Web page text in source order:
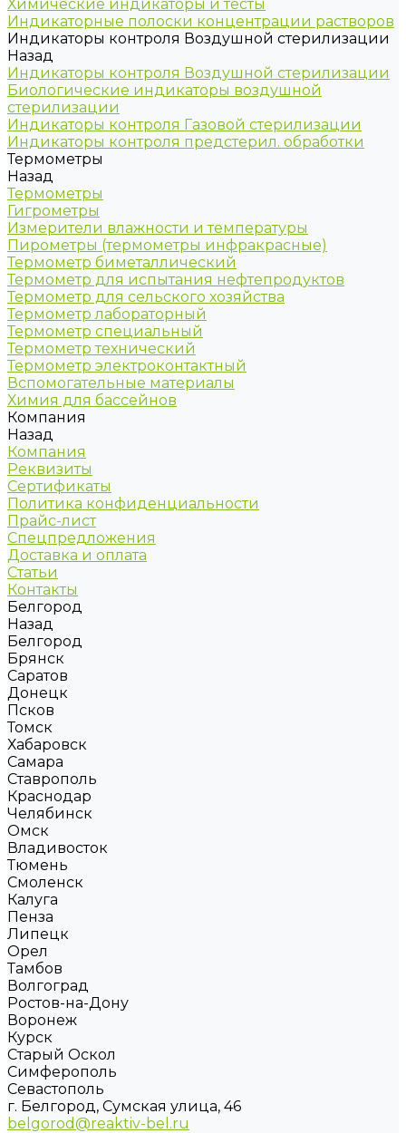
Химические индикаторы и тесты
Индикаторные полоски концентрации растворов
Индикаторы контроля Воздушной стерилизации
Назад
Индикаторы контроля Воздушной стерилизации
Биологические индикаторы воздушной
стерилизации
Индикаторы контроля Газовой стерилизации
Индикаторы контроля предстерил. обработки
Термометры
Назад
Термометры
Гигрометры
Измерители влажности и температуры
Пирометры (термометры инфракрасные)
Термометр биметаллический
Термометр для испытания нефтепродуктов
Термометр для сельского хозяйства
Термометр лабораторный
Термометр специальный
Термометр технический
Термометр электроконтактный
Вспомогательные материалы
Химия для бассейнов
Компания
Назад
Компания
Реквизиты
Сертификаты
Политика конфиденциальности
Прайс-лист
Спецпредложения
Доставка и оплата
Статьи
Контакты
Белгород
Назад
Белгород
Брянск
Саратов
Донецк
Псков
Томск
Хабаровск
Самара
Ставрополь
Краснодар
Челябинск
Омск
Владивосток
Тюмень
Смоленск
Калуга
Пенза
Липецк
Орел
Тамбов
Волгоград
Ростов-на-Дону
Воронеж
Курск
Старый Оскол
Симферополь
Севастополь
г. Белгород, Сумская улица, 46
belgorod@reaktiv-bel.ru